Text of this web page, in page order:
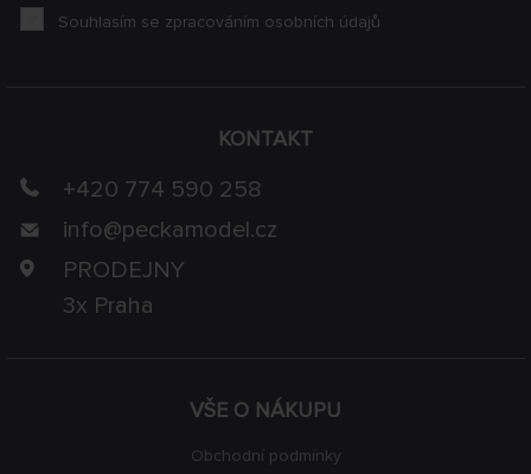
VŠE O NÁKUPU
Obchodní podmínky
KONTAKT
+420 774 590 258
info@peckamodel.cz
PRODEJNY
3x Praha
Souhlasím se zpracováním osobních údajů